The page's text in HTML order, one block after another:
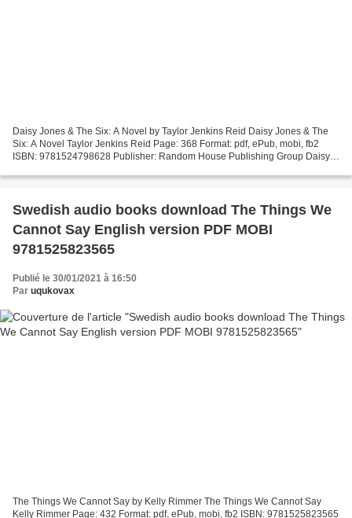
Daisy Jones & The Six: A Novel by Taylor Jenkins Reid Daisy Jones & The
Six: A Novel Taylor Jenkins Reid Page: 368 Format: pdf, ePub, mobi, fb2
ISBN: 9781524798628 Publisher: Random House Publishing Group Daisy
Swedish audio books download The Things We
Cannot Say English version PDF MOBI
9781525823565
Publié le 30/01/2021 à 16:50
Par uqukovax
The Things We Cannot Say by Kelly Rimmer The Things We Cannot Say
Kelly Rimmer Page: 432 Format: pdf, ePub, mobi, fb2 ISBN: 9781525823565